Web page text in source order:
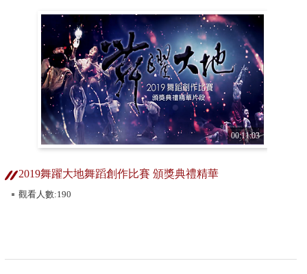
00:11:03
2019舞躍大地舞蹈創作比賽 頒獎典禮精華
觀看人數:190